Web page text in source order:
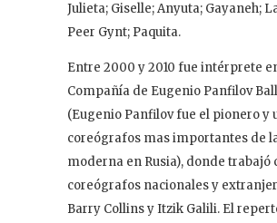
Julieta; Giselle; Anyuta; Gayaneh;
Peer Gynt; Paquita.
Entre 2000 y 2010 fue intérprete
Compañía de Eugenio Panfilov
(Eugenio Panfilov fue el pionero y
coreógrafos mas importantes de
moderna en Rusia), donde trabajó
coreógrafos nacionales y
Barry Collins y Itzik Galili. El